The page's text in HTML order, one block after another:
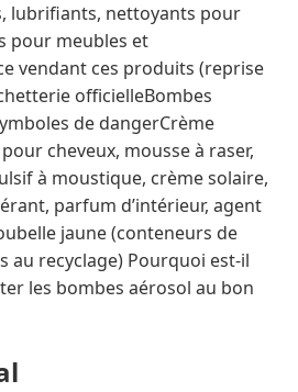
lubrifiants, nettoyants pour
pour meubles et
vendant ces produits (reprise
officielleBombes
de dangerCrème
cheveux, mousse à raser,
à moustique, crème solaire,
parfum d’intérieur, agent
jaune (conteneurs de
au recyclage) Pourquoi est-il
les bombes aérosol au bon